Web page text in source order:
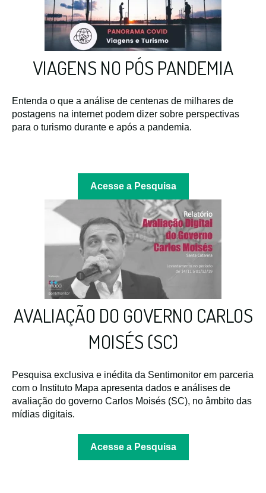
VIAGENS NO PÓS PANDEMIA
Entenda o que a análise de centenas de milhares de
postagens na internet podem dizer sobre perspectivas
para o turismo durante e após a pandemia.
Acesse a Pesquisa
AVALIAÇÃO DO GOVERNO CARLOS
MOISÉS (SC)
Pesquisa exclusiva e inédita da Sentimonitor em parceria
com o Instituto Mapa apresenta dados e análises de
avaliação do governo Carlos Moisés (SC), no âmbito das
mídias digitais.
Acesse a Pesquisa